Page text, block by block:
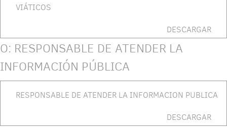
VIÁTICOS
DESCARGAR
O: RESPONSABLE DE ATENDER LA
INFORMACIÓN PÚBLICA
RESPONSABLE DE ATENDER LA INFORMACION PUBLICA
DESCARGAR